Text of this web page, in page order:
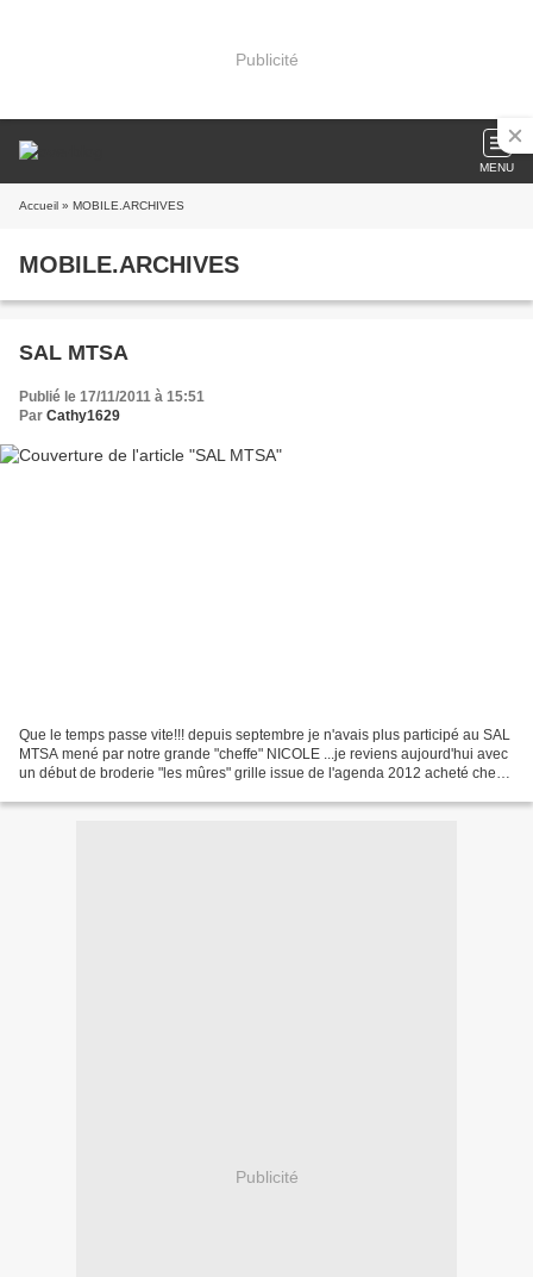
Publicité
MENU
Accueil » MOBILE.ARCHIVES
MOBILE.ARCHIVES
SAL MTSA
Publié le 17/11/2011 à 15:51
Par Cathy1629
Que le temps passe vite!!! depuis septembre je n'avais plus participé au SAL
MTSA mené par notre grande "cheffe" NICOLE ...je reviens aujourd'hui avec
un début de broderie "les mûres" grille issue de l'agenda 2012 acheté chez
Publicité